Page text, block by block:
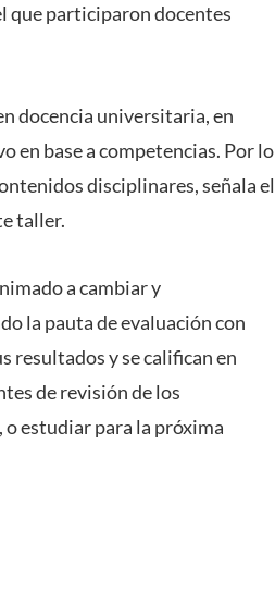
que participaron docentes
docencia universitaria, en
en base a competencias. Por lo
disciplinares, señala el
taller.
a cambiar y
la pauta de evaluación con
resultados y se califican en
de revisión de los
o estudiar para la próxima